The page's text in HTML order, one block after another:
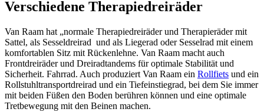
Verschiedene Therapiedreiräder
Van Raam hat „normale Therapiedreiräder und Therapieräder mit
Sattel, als Sesseldreirad und als Liegerad oder Sesselrad mit einem
komfortablen Sitz mit Rückenlehne. Van Raam macht auch
Frontdreiräder und Dreiradtandems für optimale Stabilität und
Sicherheit. Fahrrad. Auch produziert Van Raam ein Rollfiets und ein
Rollstuhltransportdreirad und ein Tiefeinstiegrad, bei dem Sie immer
mit beiden Füßen den Boden berühren können und eine optimale
Tretbewegung mit den Beinen machen.